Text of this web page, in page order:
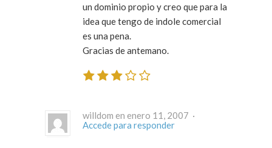
un dominio propio y creo que para la
idea que tengo de indole comercial
es una pena.
Gracias de antemano.
willdom en enero 11, 2007 ·
Accede para responder